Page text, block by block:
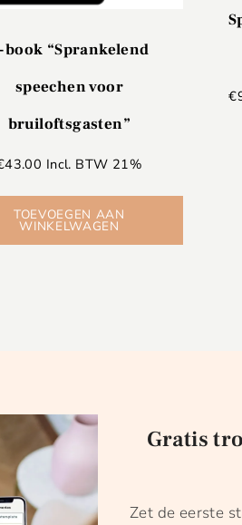
book “Sprankelend
speechen voor
bruiloftsgasten”
43.00 Incl. BTW 21%
TOEVOEGEN AAN
WINKELWAGEN
€
Gratis
Zet de eerste